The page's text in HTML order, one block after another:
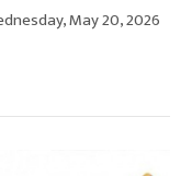
May 20, 2026